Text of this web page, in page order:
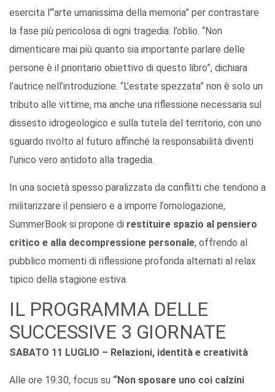
esercita l’“arte umanissima della memoria” per contrastare
la fase più pericolosa di ogni tragedia: l’oblio. “Non
dimenticare mai più quanto sia importante parlare delle
persone è il prioritario obiettivo di questo libro”, dichiara
l’autrice nell’introduzione. “L’estate spezzata” non è solo un
tributo alle vittime, ma anche una riflessione necessaria sul
dissesto idrogeologico e sulla tutela del territorio, con uno
sguardo rivolto al futuro affinché la responsabilità diventi
l’unico vero antidoto alla tragedia.
In una società spesso paralizzata da conflitti che tendono a
militarizzare il pensiero e a imporre l’omologazione,
SummerBook si propone di restituire spazio al pensiero
critico e alla decompressione personale, offrendo al
pubblico momenti di riflessione profonda alternati al relax
tipico della stagione estiva.
IL PROGRAMMA DELLE
SUCCESSIVE 3 GIORNATE
SABATO 11 LUGLIO – Relazioni, identità e creatività
Alle ore 19:30, focus su “Non sposare uno coi calzini